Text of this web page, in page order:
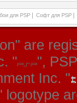
для PSP Софт для PSP
are
"
",
Inc. "
logotype